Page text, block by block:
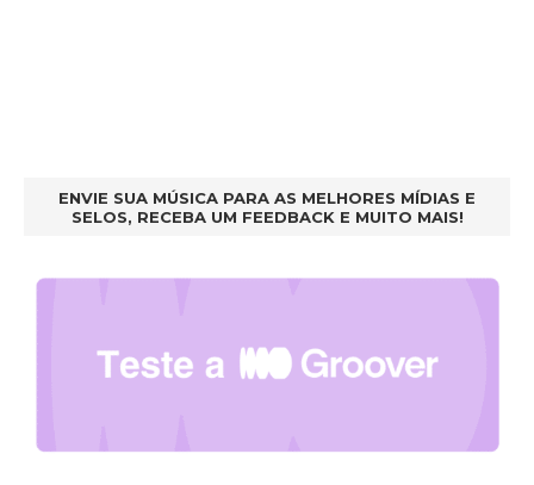
ENVIE SUA MÚSICA PARA AS MELHORES MÍDIAS E
SELOS, RECEBA UM FEEDBACK E MUITO MAIS!